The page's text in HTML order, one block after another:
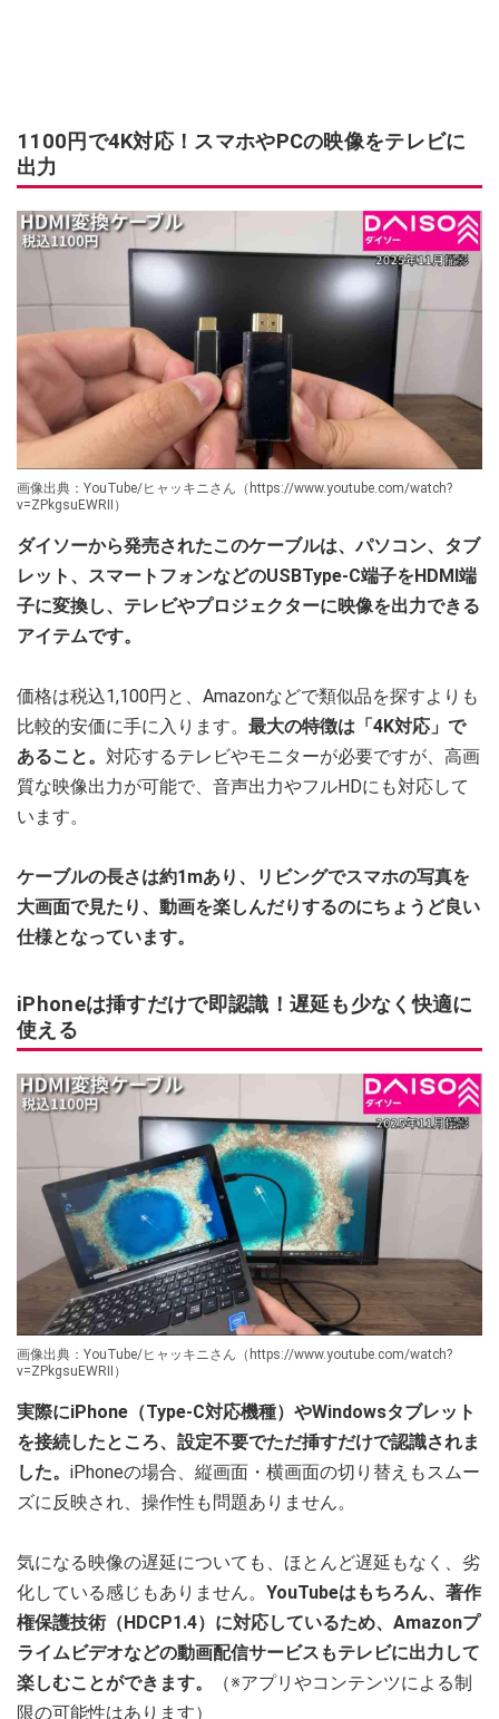
1100円で4K対応！スマホやPCの映像をテレビに
出力
画像出典：YouTube/ヒャッキニさん（https://www.youtube.com/watch?
v=ZPkgsuEWRII）
ダイソーから発売されたこのケーブルは、パソコン、タブ
レット、スマートフォンなどのUSBType-C端子をHDMI端
子に変換し、テレビやプロジェクターに映像を出力できる
アイテムです。
価格は税込1,100円と、Amazonなどで類似品を探すよりも
比較的安価に手に入ります。 最大の特徴は「4K対応」で
あること。 対応するテレビやモニターが必要ですが、高画
質な映像出力が可能で、音声出力やフルHDにも対応して
います。
ケーブルの長さは約1mあり、リビングでスマホの写真を
大画面で見たり、動画を楽しんだりするのにちょうど良い
仕様となっています。
iPhoneは挿すだけで即認識！遅延も少なく快適に
使える
画像出典：YouTube/ヒャッキニさん（https://www.youtube.com/watch?
v=ZPkgsuEWRII）
実際にiPhone（Type-C対応機種）やWindowsタブレット
を接続したところ、設定不要でただ挿すだけで認識されま
した。 iPhoneの場合、縦画面・横画面の切り替えもスムー
ズに反映され、操作性も問題ありません。
気になる映像の遅延についても、ほとんど遅延もなく、劣
化している感じもありません。 YouTubeはもちろん、著作
権保護技術（HDCP1.4）に対応しているため、Amazonプ
ライムビデオなどの動画配信サービスもテレビに出力して
楽しむことができます。
（※アプリやコンテンツによる制
限の可能性はあります）